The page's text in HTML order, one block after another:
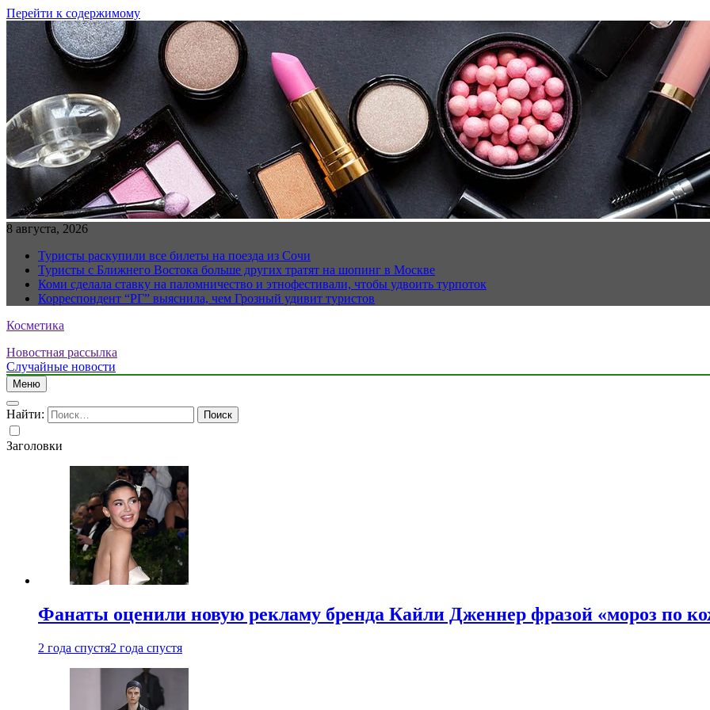
Перейти к содержимому
8 августа, 2026
Туристы раскупили все билеты на поезда из Сочи
Туристы с Ближнего Востока больше других тратят на шопинг в Москве
Коми сделала ставку на паломничество и этнофестивали, чтобы удвоить турпоток
Корреспондент “РГ” выяснила, чем Грозный удивит туристов
Косметика
Новостная рассылка
Случайные новости
Меню
Найти:
Заголовки
Фанаты оценили новую рекламу бренда Кайли Дженнер фразой «мороз по
2 года спустя2 года спустя